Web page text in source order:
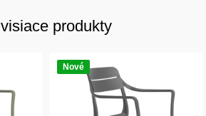
produkty
Nové